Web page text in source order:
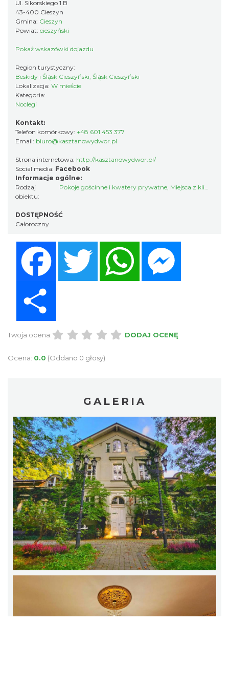
Ul. Sikorskiego 1 B
43-400 Cieszyn
Gmina: Cieszyn
Powiat: cieszyński
Pokaż wskazówki dojazdu
Region turystyczny:
Beskidy i Śląsk Cieszyński, Śląsk Cieszyński
Lokalizacja: W mieście
Kategoria:
Noclegi
Kontakt:
Telefon komórkowy: +48 601 453 377
Email: biuro@kasztanowydwor.pl
Strona internetowa: http://kasztanowydwor.pl/
Social media: Facebook
Informacje ogólne:
Rodzaj
obiektu:
Pokoje gościnne i kwatery prywatne, Miejsca z klimatem
DOSTĘPNOŚĆ
Całoroczny
Twitter
Twoja ocena: DODAJ OCENĘ
Ocena: 0.0 (Oddano 0 głosy)
GALERIA